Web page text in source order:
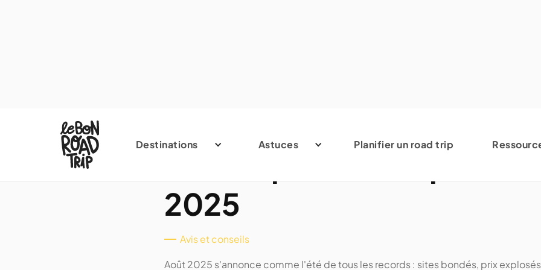
Destinations Astuces Planifier un road trip
Micro-aventures anti-
2025
Avis et conseils
Août 2025 s'annonce comme l'été de tous les records : sites bondés, prix